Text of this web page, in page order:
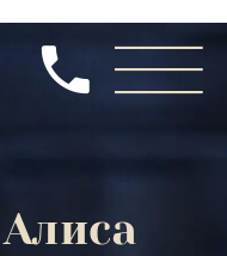
Алиса